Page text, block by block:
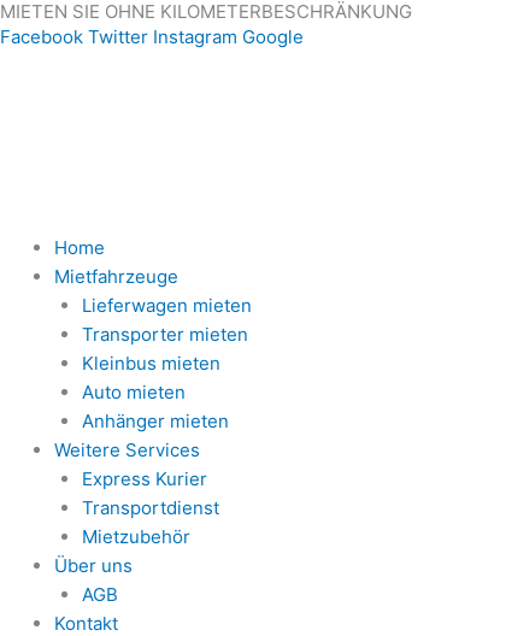
Zum
Inhalt
MIETEN SIE OHNE KILOMETERBESCHRÄNKUNG
Facebook Twitter Instagram Google
Home
Mietfahrzeuge
Lieferwagen mieten
Transporter mieten
Kleinbus mieten
Auto mieten
Anhänger mieten
Weitere Services
Express Kurier
Transportdienst
Mietzubehör
Über uns
AGB
Kontakt